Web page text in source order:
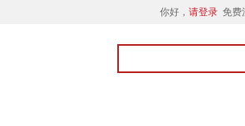
你好， 请登录 免费